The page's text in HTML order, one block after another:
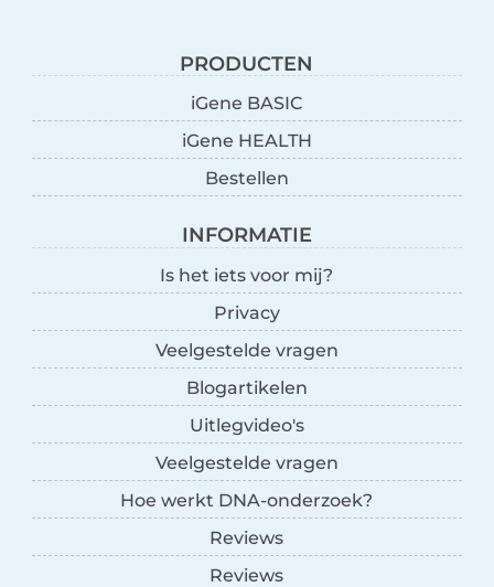
PRODUCTEN
iGene BASIC
iGene HEALTH
Bestellen
INFORMATIE
Is het iets voor mij?
Privacy
Veelgestelde vragen
Blogartikelen
Uitlegvideo's
Veelgestelde vragen
Hoe werkt DNA-onderzoek?
Reviews
Reviews